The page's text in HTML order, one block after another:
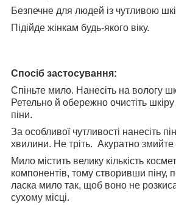
Безпечне для людей із чутливою
Підійде жінкам будь-якого віку.
Спосіб застосування:
Спіньте мило. Нанесіть на вологу
Ретельно й обережно очистіть
піни.
За особливої чутливості нанесіть
хвилини. Не тріть. Акуратно
Мило містить велику кількість
компонентів, тому створивши піну,
ласка мило так, щоб воно не
сухому місці.